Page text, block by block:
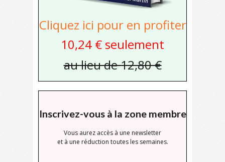
Cliquez ici pour en profiter
10,24 € seulement
au lieu de 12,80 €
Inscrivez-vous à la zone membre
Vous aurez accès à une newsletter
et à une réduction toutes les semaines.